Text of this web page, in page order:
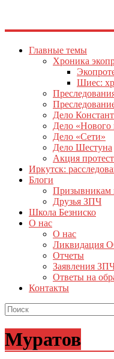
Главные темы
Хроника
Шиес:
Дело
Дело «Нового
Дело «Сети»
Дело Шестуна
Акция
Иркутск:
Блоги
Призывникам
Друзья ЗПЧ
Школа Безниско
О нас
О нас
Ликвидация
Отчеты
Заявления
Ответы на
Контакты
Муратов